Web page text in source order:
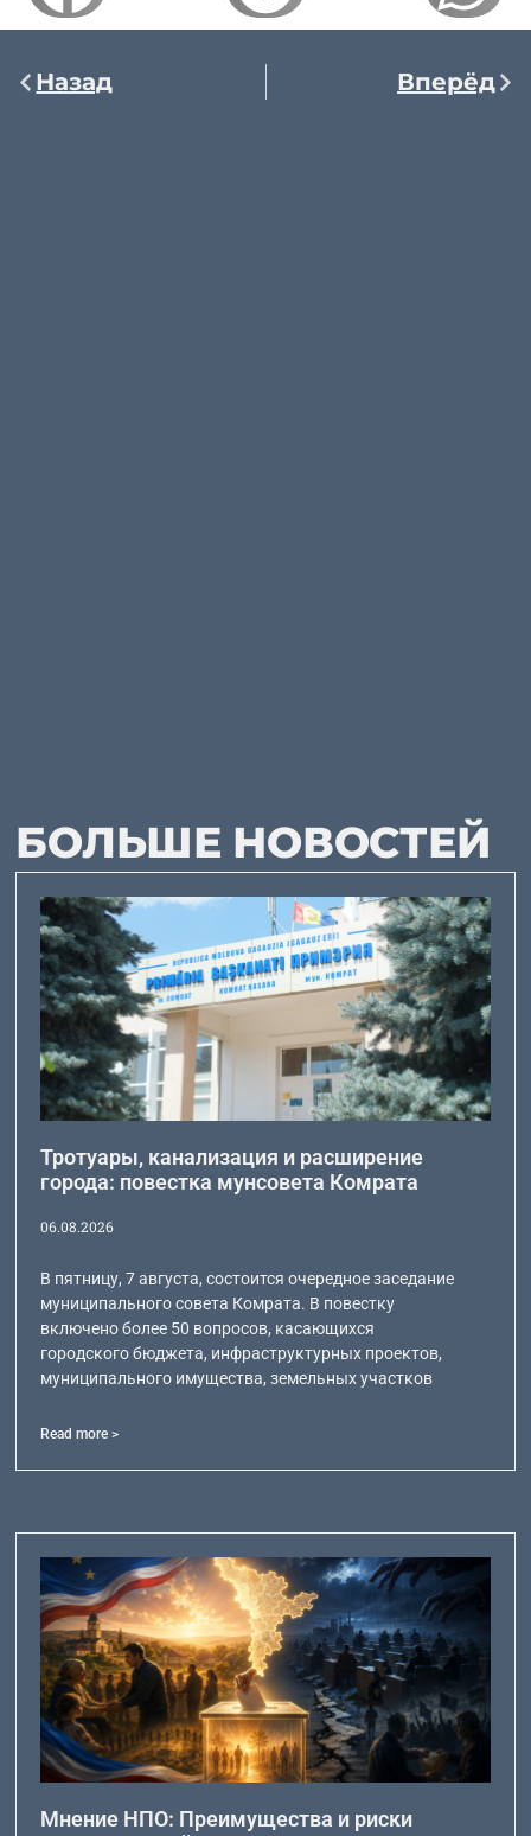
Назад Вперёд
БОЛЬШЕ НОВОСТЕЙ
Тротуары, канализация и расширение
города: повестка мунсовета Комрата
06.08.2026
В пятницу, 7 августа, состоится очередное заседание
муниципального совета Комрата. В повестку
включено более 50 вопросов, касающихся
городского бюджета, инфраструктурных проектов,
муниципального имущества, земельных участков
Read more >
Мнение НПО: Преимущества и риски